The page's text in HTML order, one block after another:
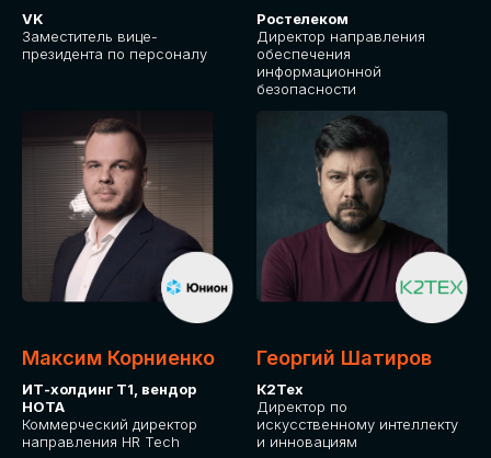
VK
Заместитель вице-
президента по персоналу
Ростелеком
Директор направления
обеспечения
информационной
безопасности
Максим Корниенко
ИТ-холдинг Т1, вендор
НОТА
Коммерческий директор
направления HR Tech
Георгий Шатиров
К2Тех
Директор по
искусственному интеллекту
и инновациям